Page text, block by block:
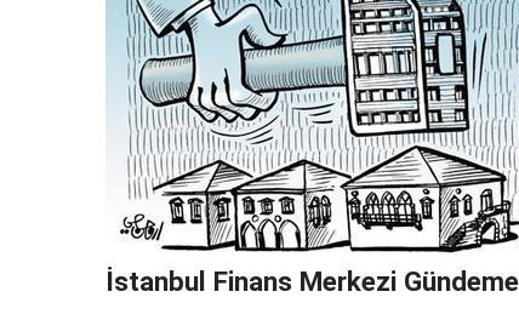
İstanbul Finans Merkezi Gündeme